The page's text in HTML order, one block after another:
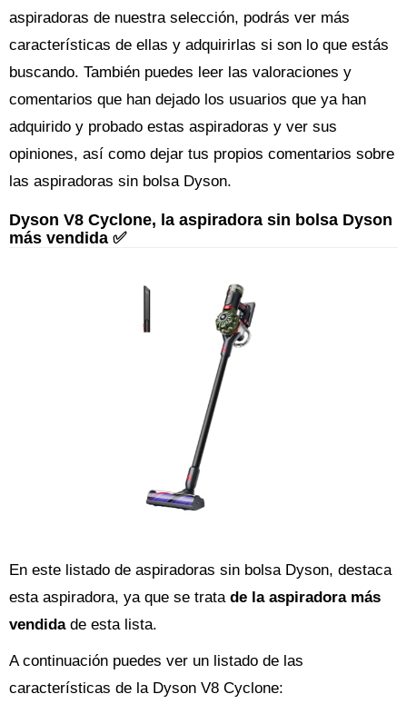
aspiradoras de nuestra selección, podrás ver más
características de ellas y adquirirlas si son lo que estás
buscando. También puedes leer las valoraciones y
comentarios que han dejado los usuarios que ya han
adquirido y probado estas aspiradoras y ver sus
opiniones, así como dejar tus propios comentarios sobre
las aspiradoras sin bolsa Dyson.
Dyson V8 Cyclone, la aspiradora sin bolsa Dyson
más vendida ✅
En este listado de aspiradoras sin bolsa Dyson, destaca
esta aspiradora, ya que se trata de la aspiradora más
vendidade esta lista.
A continuación puedes ver un listado de las
características de la Dyson V8 Cyclone: